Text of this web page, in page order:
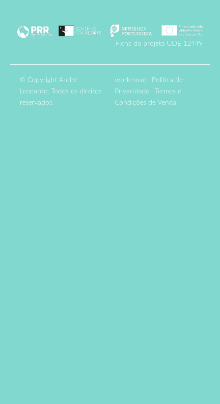
Ficha do projeto UDE 12449
© Copyright André
Leonardo. Todos os direitos
reservados.
workmove
Política de
Privacidade
Termos e
Condições de Venda